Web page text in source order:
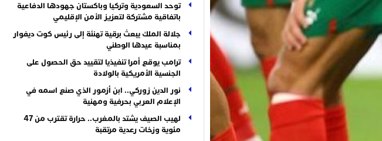
توحد السعودية وتركيا وباكستان جهودها الدفاعية
باتفاقية مشتركة لتعزيز الأمن الإقليمي
جلالة الملك يبعث برقية تهنئة إلى رئيس كوت ديفوار
بمناسبة عيدها الوطني
ترامب يوقع أمرا تنفيذيا لتقييد حق الحصول على
الجنسية الأمريكية بالولادة
نور الدين زوركي.. ابن أزمور الذي صنع اسمه في
الإعلام العربي بحرفية ومهنية
لهيب الصيف يشتد بالمغرب.. حرارة تقترب من 47
مئوية وزخات رعدية مرتقبة